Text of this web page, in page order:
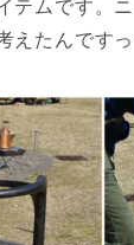
テムです。
えたんです